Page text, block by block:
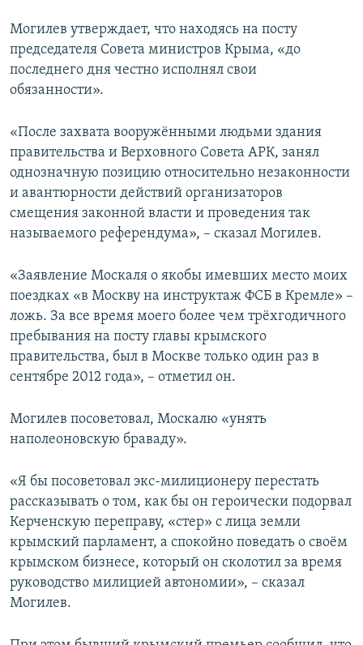
Могилев утверждает, что находясь на посту
председателя Совета министров Крыма, «до
последнего дня честно исполнял свои
обязанности».
«После захвата вооружёнными людьми здания
правительства и Верховного Совета АРК, занял
однозначную позицию относительно незаконности
и авантюрности действий организаторов
смещения законной власти и проведения так
называемого референдума», – сказал Могилев.
«Заявление Москаля о якобы имевших место моих
поездках «в Москву на инструктаж ФСБ в Кремле» –
ложь. За все время моего более чем трёхгодичного
пребывания на посту главы крымского
правительства, был в Москве только один раз в
сентябре 2012 года», – отметил он.
Могилев посоветовал, Москалю «унять
наполеоновскую браваду».
«Я бы посоветовал экс-милиционеру перестать
рассказывать о том, как бы он героически подорвал
Керченскую переправу, «стер» с лица земли
крымский парламент, а спокойно поведать о своём
крымском бизнесе, который он сколотил за время
руководство милицией автономии», – сказал
Могилев.